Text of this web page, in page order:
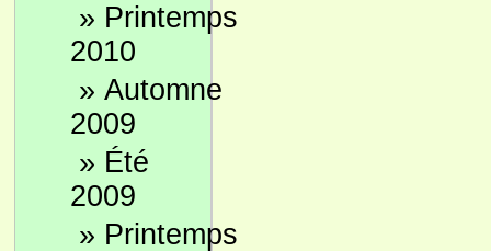
» Printemps
2010
» Automne
2009
» Été
2009
» Printemps